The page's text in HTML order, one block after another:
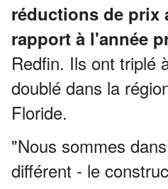
réductions de prix
rapport à l'année
Redfin. Ils ont triplé
doublé dans la
Floride.
"Nous sommes
différent - le